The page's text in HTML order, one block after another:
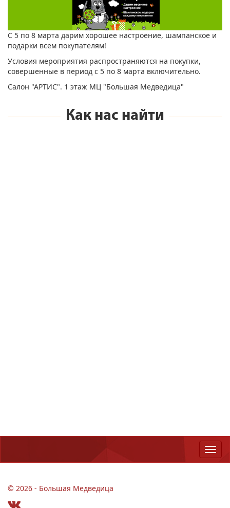
С 5 по 8 марта дарим хорошее настроение, шампанское и
подарки всем покупателям!
Условия мероприятия распространяются на покупки,
совершенные в период с 5 по 8 марта включительно.
Салон "АРТИС". 1 этаж МЦ "Большая Медведица"
Как нас найти
© 2026 - Большая Медведица